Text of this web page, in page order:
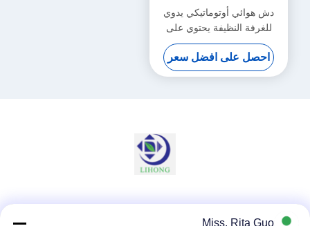
دش هوائي أوتوماتيكي يدوي
للغرفة النظيفة يحتوي على
مروحة طرد مركزي ومصباح
LED يوفر إزالة الجسيمات
المحمولة جواً للغرفة النظيفة
احصل على افضل سعر
Miss. Rita Guo